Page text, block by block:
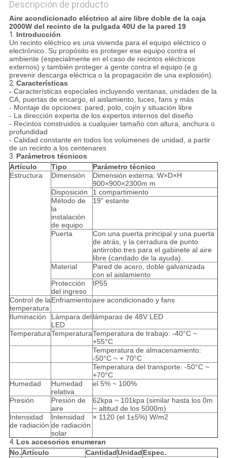
Descripción de producto
Aire acondicionado eléctrico al aire libre doble de la caja
2000W del recinto de la pulgada 40U de la pared 19
1. Introducción
Un recinto eléctrico es una vivienda para el equipo eléctrico o
electrónico. Su propósito es proteger ese equipo contra el
ambiente (especialmente en el caso de recintos eléctricos
externos) y también proteger a gente contra el equipo (e.g
prevenir descarga eléctrica o la propagación de una explosión).
2. Características
- Características especiales incluyendo ventanas, unidades de la
CA, puertas de encargo, el aislamiento, luces, fans y más
- Montaje de opciones: pared, polo, cojín y situación libre
- La dirección experta de los expertos internos del diseño
- Recintos construidos a cualquier tamaño con altura, anchura o
profundidad
- Calidad constante en todos los volúmenes de unidad, a partir
de un recinto a los centenares
3. Parámetros técnicos
Artículo
Tipo
Parámetro técnico
Estructura
Dimensión
Dimensión externa: W×D×H
900×900×2300m m
Disposición
1 compartimiento
Método de
la
instalación
de equipo
19" estante
Puerta
Con una puerta principal y una puerta
de atrás, y la cerradura de punto
antirrobo tres para el gabinete al aire
libre (candado de la ayuda).
Material
Pared de acero, doble galvanizada
con el aislamiento
Protección
del ingreso
IP55
Control de la
temperatura
Enfriamientoaire acondicionado y fans
Iluminación
Lámpara del
LED
lámparas de 48V LED
TemperaturaTemperaturaTemperatura de trabajo: -40°C ~
+55°C
Temperatura de almacenamiento:
-50°C ~ + 70°C
Temperatura del transporte: -50°C ~
+70°C
Humedad
Humedad
relativa
el 5% ~ 100%
Presión
Presión de
aire
62kpa ~ 101kpa (similar hasta los 0m
~ altitud de los 5000m)
Intensidad
de radiación
Intensidad
de radiación
solar
× 1120 (el 1±5%) W/m2
4. Los accesorios enumeran
No.Artículo CantidadUnidadEspec.